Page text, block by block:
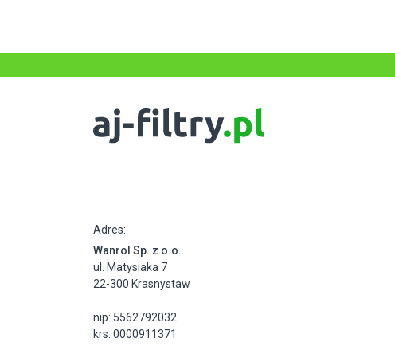
Adres:
Wanrol Sp. z o.o.
ul. Matysiaka 7
22-300 Krasnystaw
nip: 5562792032
krs: 0000911371